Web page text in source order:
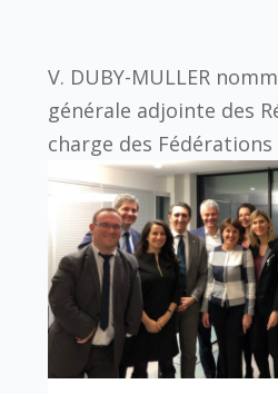
V. DUBY-MULLER
générale adjointe des
charge des Fédérations